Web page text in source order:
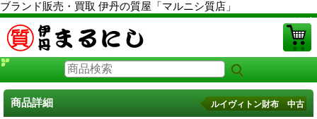
ブランド販売・買取 伊丹の質屋「マルニシ質店」
PCサイト
商品詳細 ルイヴィトン財布 中古